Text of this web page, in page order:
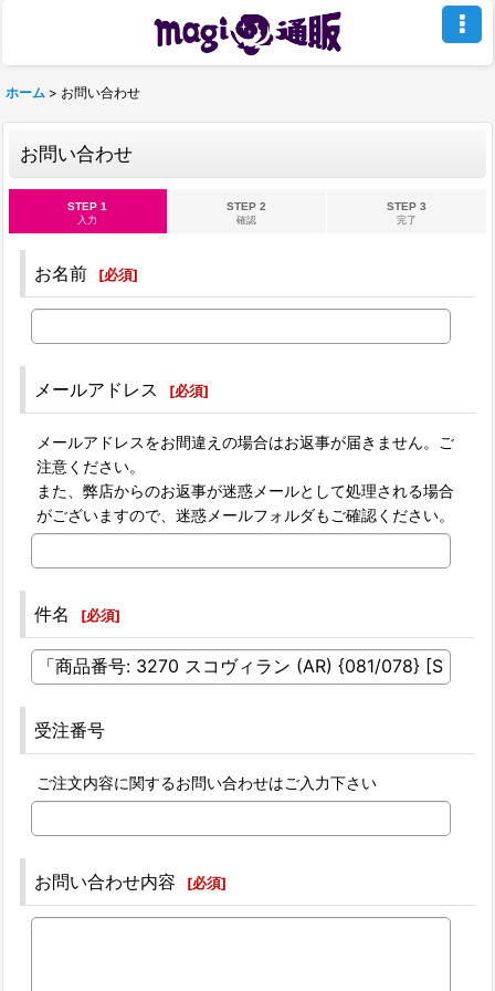
ホーム > お問い合わせ
お問い合わせ
STEP 1
入力
STEP 2
確認
STEP 3
完了
お名前 [必須]
メールアドレス [必須]
メールアドレスをお間違えの場合はお返事が届きません。ご
注意ください。
また、弊店からのお返事が迷惑メールとして処理される場合
がございますので、迷惑メールフォルダもご確認ください。
件名 [必須]
受注番号
ご注文内容に関するお問い合わせはご入力下さい
お問い合わせ内容 [必須]